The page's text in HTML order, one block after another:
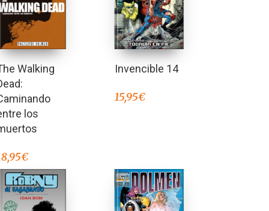
Walking
los
€
Invencible 14
15,95€